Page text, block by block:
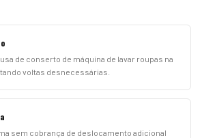
de conserto de máquina de lavar roupas na
voltas desnecessárias.
sem cobrança de deslocamento adicional